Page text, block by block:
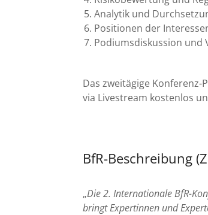
Analytik und
Positionen der
Podiumsdiskussion und
Das zweitägige
via Livestream kostenlos
BfR-Beschreibung
„Die 2. Internationale BfR-
bringt Expertinnen und